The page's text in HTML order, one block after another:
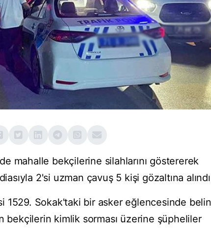
mahalle bekçilerine silahlarını göstererek
2'si uzman çavuş 5 kişi gözaltına
1529. Sokak'taki bir asker eğlencesinde
bekçilerin kimlik sorması üzerine şüpheliler